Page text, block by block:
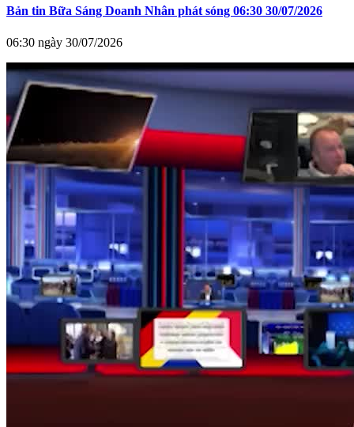
Bản tin Bữa Sáng Doanh Nhân phát sóng 06:30 30/07/2026
06:30 ngày 30/07/2026